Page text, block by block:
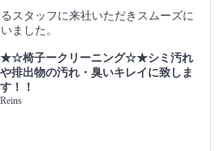
スタッフに来社いただきスムーズに
ました。
★☆椅子ークリーニング☆★シミ汚れ
や排出物の汚れ・臭いキレイに致しま
す！！
Reins